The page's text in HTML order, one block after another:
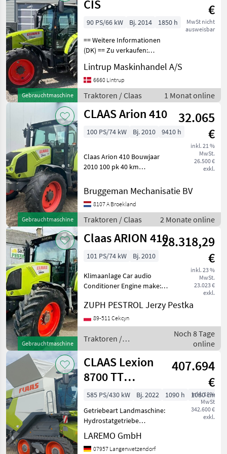
Gebrauchtmaschine
CIS
€
MwSt nicht
ausweisbar
90 PS/66 kW Bj. 2014
1850 h
== Weitere Informationen
(DK) == Zu verkaufen:
Zustand: Neuwertig Claas
Arion 410, erstmals am
03.09.2014 zugelassen; wir
verfügen über die orig
Lintrup Maskinhandel A/S
6660 Lintrup
Traktoren / Claas 1 Monat online
Gebrauchtmaschine
CLAAS Arion 410
32.065
€
inkl. 21 %
MwSt.
26.500 €
exkl.
100 PS/74 kW Bj. 2010 9410 h
Claas Arion 410 Bouwjaar
2010 100 pk 40 km
hydraulische aanhanger
remventiel 3 mechanische
ventielen Banden achter
480/70R38 Banden voor 44
Bruggeman Mechanisatie BV
8107 A Broekland
Traktoren / Claas 2 Monate online
Gebrauchtmaschine
Claas ARION 41028.318,29
€
inkl. 23 %
MwSt.
23.023 €
exkl.
101 PS/74 kW Bj. 2010
Klimaanlage Car audio
Conditioner Engine make:
John Deere 4 cylindrowy ---
Stan: Używany - bardzo
dobry stan Mam do
sprzedania ciągnik rol
ZUPH PESTROL Jerzy Pestka
89-511 Cekcyn
Traktoren /
Claas
Noch 8 Tage
online
CLAAS Lexion
8700 TT
Terratrac + V
1080
407.694
€
inkl. 19%
MwSt
342.600 €
exkl.
585 PS/430 kW Bj. 2022 1090 h
1080 cm
Getriebeart Landmaschine:
Hydrostatgetriebe
Mähdrescher CLAAS Lexion
8700 TT mit Vario-
Schneidwerk V 1080 und
LAREMO GmbH
07957 Langenwetzendorf